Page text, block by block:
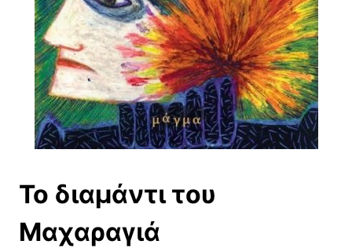
Το διαμάντι του
Μαχαραγιά